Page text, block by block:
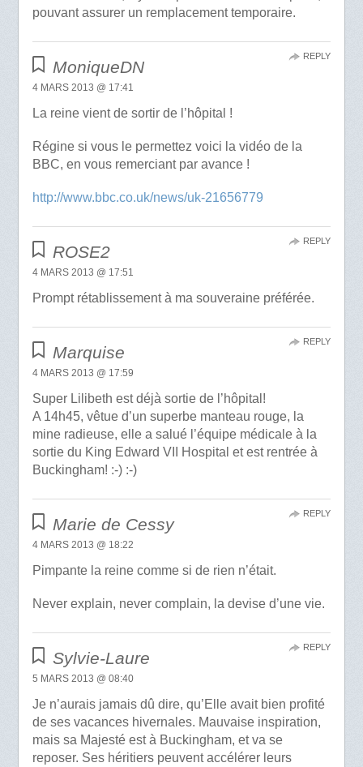
pouvant assurer un remplacement temporaire.
MoniqueDN
4 MARS 2013 @ 17:41
La reine vient de sortir de l’hôpital !
Régine si vous le permettez voici la vidéo de la
BBC, en vous remerciant par avance !
http://www.bbc.co.uk/news/uk-21656779
REPLY
ROSE2
4 MARS 2013 @ 17:51
Prompt rétablissement à ma souveraine préférée.
REPLY
Marquise
4 MARS 2013 @ 17:59
Super Lilibeth est déjà sortie de l’hôpital!
A 14h45, vêtue d’un superbe manteau rouge, la
mine radieuse, elle a salué l’équipe médicale à la
sortie du King Edward VII Hospital et est rentrée à
Buckingham! :-) :-)
REPLY
Marie de Cessy
4 MARS 2013 @ 18:22
Pimpante la reine comme si de rien n’était.
Never explain, never complain, la devise d’une vie.
REPLY
Sylvie-Laure
5 MARS 2013 @ 08:40
Je n’aurais jamais dû dire, qu’Elle avait bien profité
de ses vacances hivernales. Mauvaise inspiration,
mais sa Majesté est à Buckingham, et va se
reposer. Ses héritiers peuvent accélérer leurs
REPLY